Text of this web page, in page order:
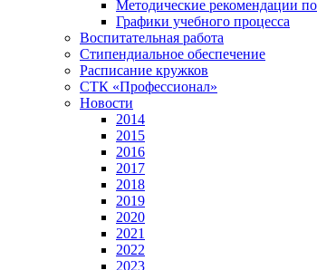
Методические рекомендации
Графики учебного процесса
Воспитательная работа
Стипендиальное обеспечение
Расписание кружков
СТК «Профессионал»
Новости
2014
2015
2016
2017
2018
2019
2020
2021
2022
2023